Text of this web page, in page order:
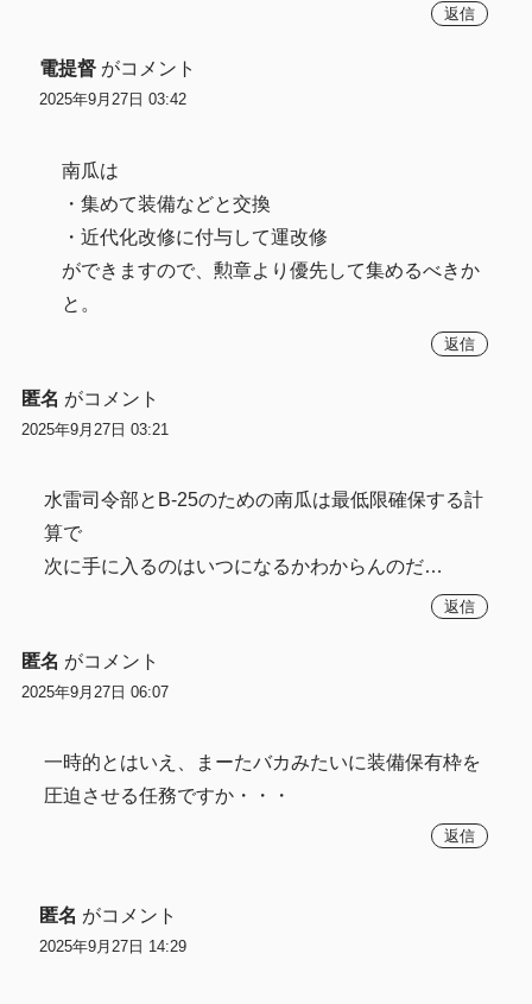
返信
電提督 がコメント
2025年9月27日 03:42
南瓜は
・集めて装備などと交換
・近代化改修に付与して運改修
ができますので、勲章より優先して集めるべきか
と。
返信
匿名 がコメント
2025年9月27日 03:21
水雷司令部とB-25のための南瓜は最低限確保する計
算で
次に手に入るのはいつになるかわからんのだ…
返信
匿名 がコメント
2025年9月27日 06:07
一時的とはいえ、まーたバカみたいに装備保有枠を
圧迫させる任務ですか・・・
返信
匿名 がコメント
2025年9月27日 14:29